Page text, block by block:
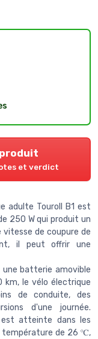
et verdict
adulte Touroll B1 est
250 W qui produit un
de coupure de
il peut offrir une
une batterie amovible
km, le vélo électrique
de conduite, des
d'une journée.
est atteinte dans les
température de 26 ℃,